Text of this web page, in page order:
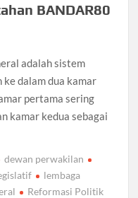
BANDAR80
adalah sistem
dalam dua kamar
pertama sering
kamar kedua sebagai
dewan perwakilan
lembaga
Reformasi Politik